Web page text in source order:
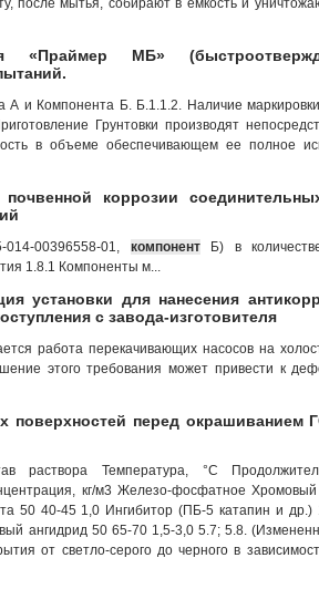
после мытья, собирают в емкость и
«Праймер МБ»
А и Компонента Б. Б.1.1.2. Наличие
Грунтовки производят
в объеме обеспечи­вающем ее полное
коррозии
00396558-01, компонентБ) в
1.8.1 Компоненты м...
установки для нанесения
с завода-изготовителя
работа перекачивающих насосов на
этого требования может привести к
поверхностей перед окрашиванием
раствора Температура, °С
кг/м3 Железо-фосфатное
50 40-45 1,0 Ингибитор (ПБ-5 катапин и др.)
ангидрид 50 65-70 1,5-3,0 5.7; 5.8.
от светло-серого до черного в